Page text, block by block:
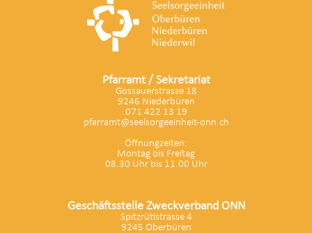
Pfarramt / Sekretariat
Gossauerstrasse 18
9246 Niederbüren
071 422 13 19
pfarramt@seelsorgeeinheit-onn.ch
Öffnungzeiten:
Montag bis Freitag
08.30 Uhr bis 11.00 Uhr
Geschäftsstelle Zweckverband ONN
Spitzrütistrasse 4
9245 Oberbüren